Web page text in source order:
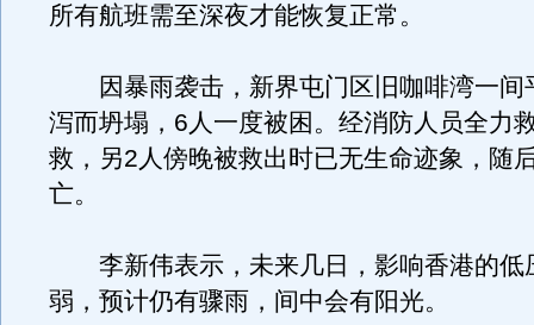
所有航班需至深夜才能恢复正常。
因暴雨袭击，新界屯门区旧咖啡湾一间
泻而坍塌，6人一度被困。经消防人员全力
救，另2人傍晚被救出时已无生命迹象，随
亡。
李新伟表示，未来几日，影响香港的低
弱，预计仍有骤雨，间中会有阳光。